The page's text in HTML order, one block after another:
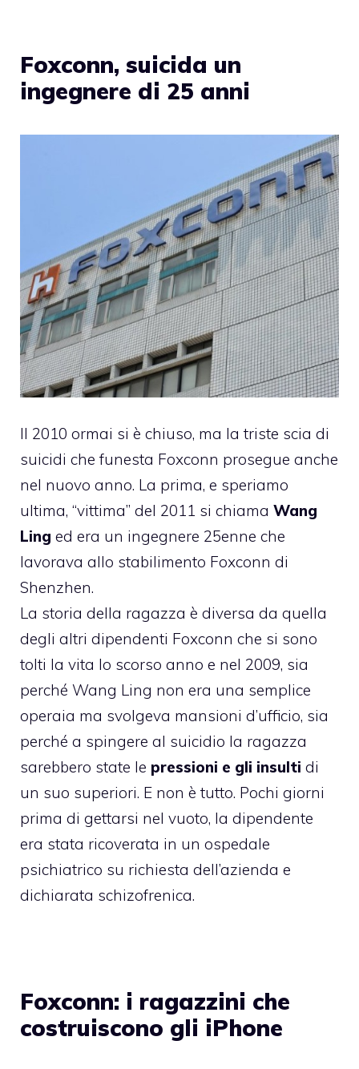
Foxconn, suicida un
ingegnere di 25 anni
Il 2010 ormai si è chiuso, ma la triste scia di
suicidi che funesta Foxconn prosegue anche
nel nuovo anno. La prima, e speriamo
ultima, “vittima” del 2011 si chiama Wang
Ling ed era un ingegnere 25enne che
lavorava allo stabilimento Foxconn di
Shenzhen.
La storia della ragazza è diversa da quella
degli altri dipendenti Foxconn che si sono
tolti la vita lo scorso anno e nel 2009, sia
perché Wang Ling non era una semplice
operaia ma svolgeva mansioni d’ufficio, sia
perché a spingere al suicidio la ragazza
sarebbero state le pressioni e gli insulti di
un suo superiori. E non è tutto. Pochi giorni
prima di gettarsi nel vuoto, la dipendente
era stata ricoverata in un ospedale
psichiatrico su richiesta dell’azienda e
dichiarata schizofrenica.
Foxconn: i ragazzini che
costruiscono gli iPhone